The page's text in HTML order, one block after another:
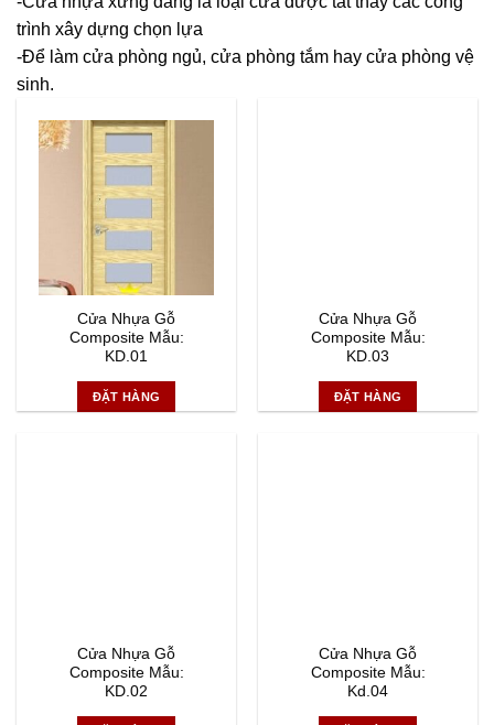
trình xây dựng chọn lựa
-Để làm cửa phòng ngủ, cửa phòng tắm hay cửa phòng vệ
sinh.
Cửa Nhựa Gỗ
Composite Mẫu:
KD.01
ĐẶT HÀNG
Cửa Nhựa Gỗ
Composite Mẫu:
KD.03
ĐẶT HÀNG
Cửa Nhựa Gỗ
Composite Mẫu:
KD.02
Cửa Nhựa Gỗ
Composite Mẫu:
Kd.04